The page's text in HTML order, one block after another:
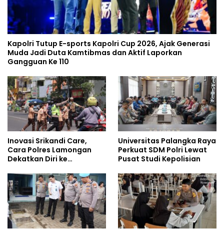
Kapolri Tutup E-sports Kapolri Cup 2026, Ajak Generasi
Muda Jadi Duta Kamtibmas dan Aktif Laporkan
Gangguan Ke 110
Inovasi Srikandi Care,
Cara Polres Lamongan
Dekatkan Diri ke
Universitas Palangka Raya
Perkuat SDM Polri Lewat
Pusat Studi Kepolisian